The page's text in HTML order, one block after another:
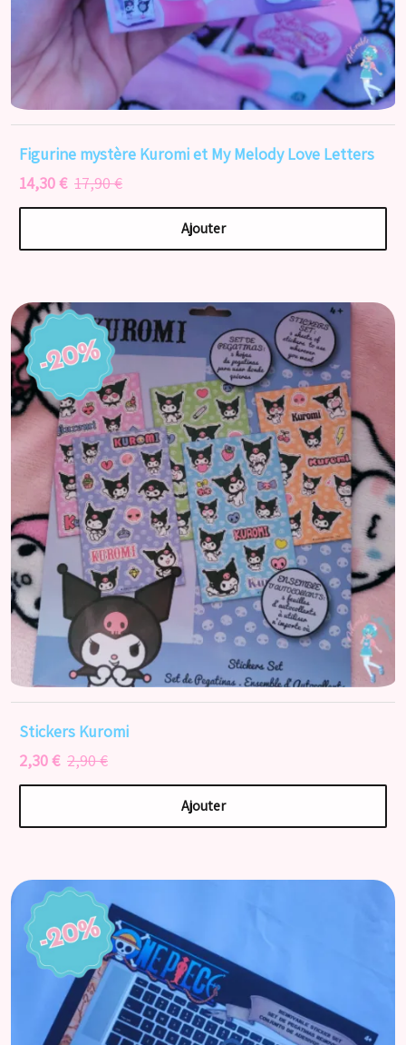
Figurine mystère Kuromi et My Melody Love Letters
14,30 € 17,90 €
Ajouter
Stickers Kuromi
2,30 € 2,90 €
Ajouter